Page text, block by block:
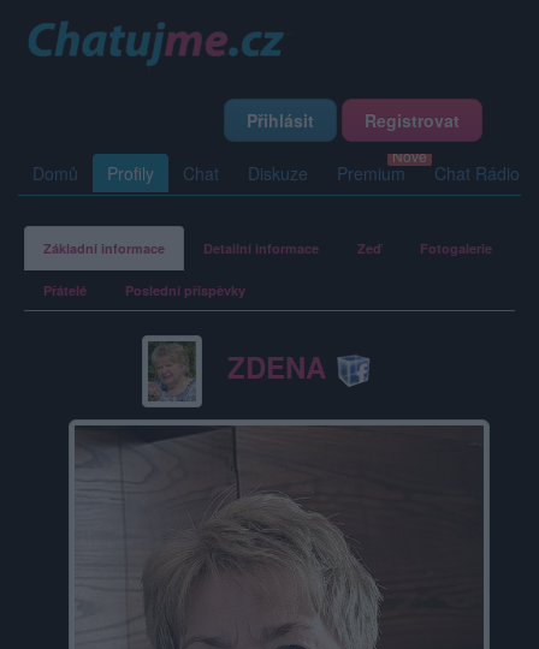
Přihlásit Registrovat
Domů Profily Chat Diskuze Premium Chat Rádio
Základní informace Detailní informace Zeď Fotogalerie
Přátelé Poslední příspěvky
ZDENA